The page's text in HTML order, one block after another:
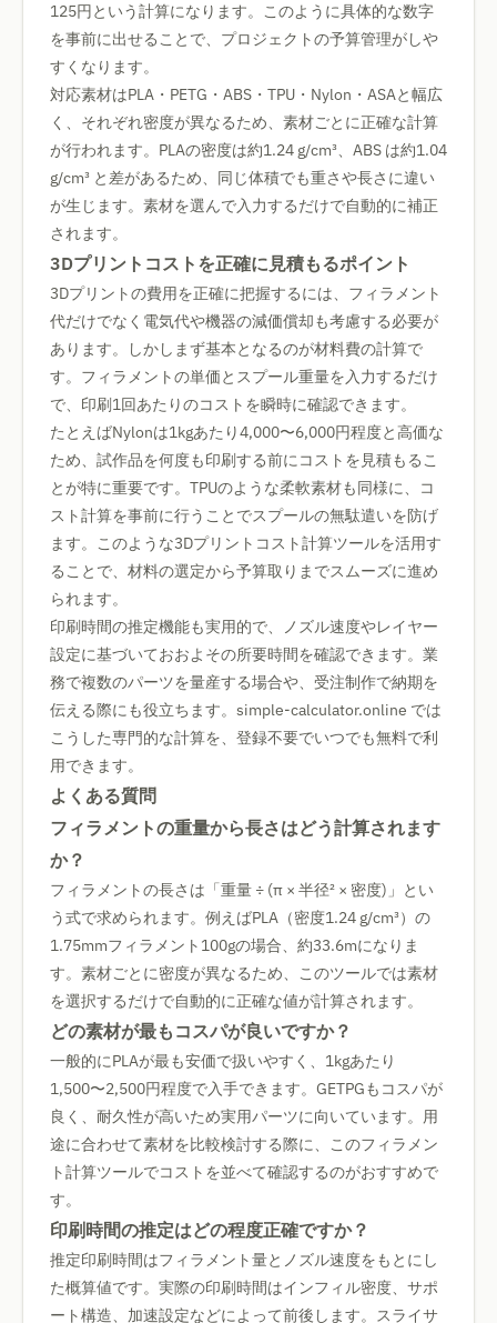
125円という計算になります。このように具体的な数字
を事前に出せることで、プロジェクトの予算管理がしや
すくなります。
対応素材はPLA・PETG・ABS・TPU・Nylon・ASAと幅広
く、それぞれ密度が異なるため、素材ごとに正確な計算
が行われます。PLAの密度は約1.24 g/cm³、ABS は約1.04
g/cm³ と差があるため、同じ体積でも重さや長さに違い
が生じます。素材を選んで入力するだけで自動的に補正
されます。
3Dプリントコストを正確に見積もるポイント
3Dプリントの費用を正確に把握するには、フィラメント
代だけでなく電気代や機器の減価償却も考慮する必要が
あります。しかしまず基本となるのが材料費の計算で
す。フィラメントの単価とスプール重量を入力するだけ
で、印刷1回あたりのコストを瞬時に確認できます。
たとえばNylonは1kgあたり4,000〜6,000円程度と高価な
ため、試作品を何度も印刷する前にコストを見積もるこ
とが特に重要です。TPUのような柔軟素材も同様に、コ
スト計算を事前に行うことでスプールの無駄遣いを防げ
ます。このような3Dプリントコスト計算ツールを活用す
ることで、材料の選定から予算取りまでスムーズに進め
られます。
印刷時間の推定機能も実用的で、ノズル速度やレイヤー
設定に基づいておおよその所要時間を確認できます。業
務で複数のパーツを量産する場合や、受注制作で納期を
伝える際にも役立ちます。simple-calculator.online では
こうした専門的な計算を、登録不要でいつでも無料で利
用できます。
よくある質問
フィラメントの重量から長さはどう計算されます
か？
フィラメントの長さは「重量 ÷ (π × 半径² × 密度)」とい
う式で求められます。例えばPLA（密度1.24 g/cm³）の
1.75mmフィラメント100gの場合、約33.6mになりま
す。素材ごとに密度が異なるため、このツールでは素材
を選択するだけで自動的に正確な値が計算されます。
どの素材が最もコスパが良いですか？
一般的にPLAが最も安価で扱いやすく、1kgあたり
1,500〜2,500円程度で入手できます。GETPGもコスパが
良く、耐久性が高いため実用パーツに向いています。用
途に合わせて素材を比較検討する際に、このフィラメン
ト計算ツールでコストを並べて確認するのがおすすめで
す。
印刷時間の推定はどの程度正確ですか？
推定印刷時間はフィラメント量とノズル速度をもとにし
た概算値です。実際の印刷時間はインフィル密度、サポ
ート構造、加速設定などによって前後します。スライサ